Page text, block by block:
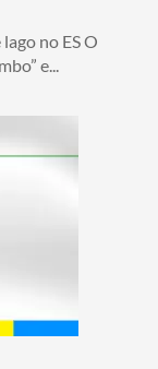
no ES O
e...